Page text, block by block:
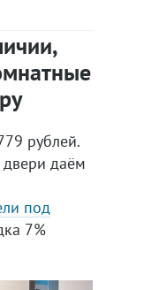
рублей.
даём
под
7%